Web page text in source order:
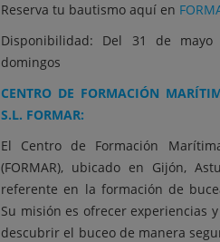
Reserva tu bautismo aquí en
Disponibilidad: Del 31 de
domingos
CENTRO DE FORMACIÓN
S.L. FORMAR:
El Centro de Formación
(FORMAR), ubicado en Gijón,
referente en la formación de
Su misión es ofrecer experiencias
descubrir el buceo de manera